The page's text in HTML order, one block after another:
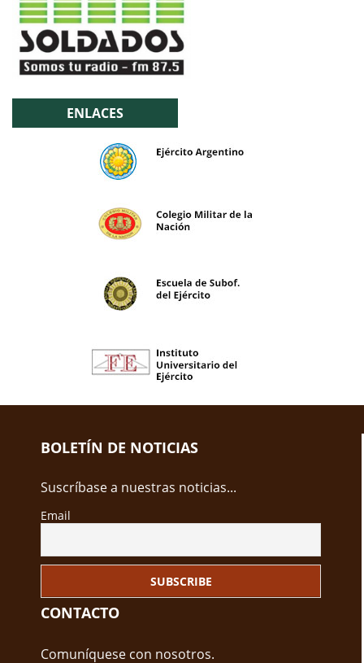
ENLACES
BOLETÍN DE NOTICIAS
Suscríbase a nuestras noticias...
Email
CONTACTO
Comuníquese con nosotros.